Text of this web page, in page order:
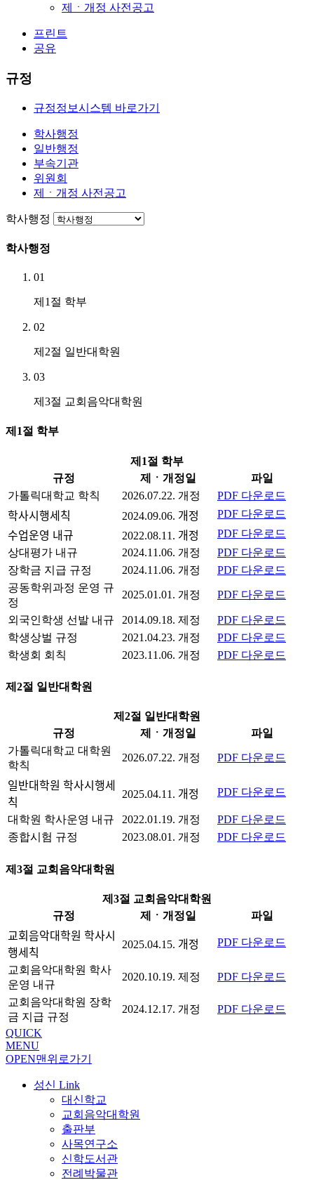
제ㆍ개정 사전공고
프린트
공유
규정
규정정보시스템 바로가기
학사행정
일반행정
부속기관
위원회
제ㆍ개정 사전공고
학사행정
학사행정
01
제1절 학부
02
제2절 일반대학원
03
제3절 교회음악대학원
제1절 학부
제1절 학부
규정
제ㆍ개정일
파일
가톨릭대학교 학칙
2026.07.22. 개정
PDF 다운로드
학사시행세칙
2024.09.06. 개정
PDF 다운로드
수업운영 내규
2022.08.11. 개정
PDF 다운로드
상대평가 내규
2024.11.06. 개정
PDF 다운로드
장학금 지급 규정
2024.11.06. 개정
PDF 다운로드
공동학위과정 운영 규
정
2025.01.01. 개정 PDF 다운로드
외국인학생 선발 내규 2014.09.18. 제정
PDF 다운로드
학생상벌 규정
2021.04.23. 개정
PDF 다운로드
학생회 회칙
2023.11.06. 개정 PDF 다운로드
제2절 일반대학원
제2절 일반대학원
규정
제ㆍ개정일
파일
가톨릭대학교 대학원
학칙
2026.07.22. 개정 PDF 다운로드
일반대학원 학사시행세
칙
2025.04.11. 개정 PDF 다운로드
대학원 학사운영 내규 2022.01.19. 개정
PDF 다운로드
종합시험 규정
2023.08.01. 개정 PDF 다운로드
제3절 교회음악대학원
제3절 교회음악대학원
규정
제ㆍ개정일
파일
교회음악대학원 학사시
행세칙
2025.04.15. 개정 PDF 다운로드
교회음악대학원 학사
운영 내규
2020.10.19. 제정 PDF 다운로드
교회음악대학원 장학
금 지급 규정
2024.12.17. 개정
PDF 다운로드
QUICK
MENU
OPEN맨위로가기
성신 Link
대신학교
교회음악대학원
출판부
사목연구소
신학도서관
전례박물관